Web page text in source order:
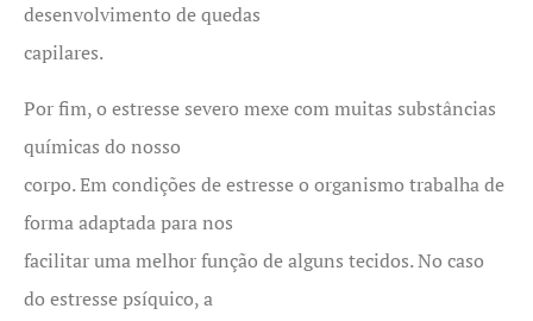
desenvolvimento de quedas
capilares.
Por fim, o estresse severo mexe com muitas substâncias
químicas do nosso
corpo. Em condições de estresse o organismo trabalha de
forma adaptada para nos
facilitar uma melhor função de alguns tecidos. No caso
do estresse psíquico, a